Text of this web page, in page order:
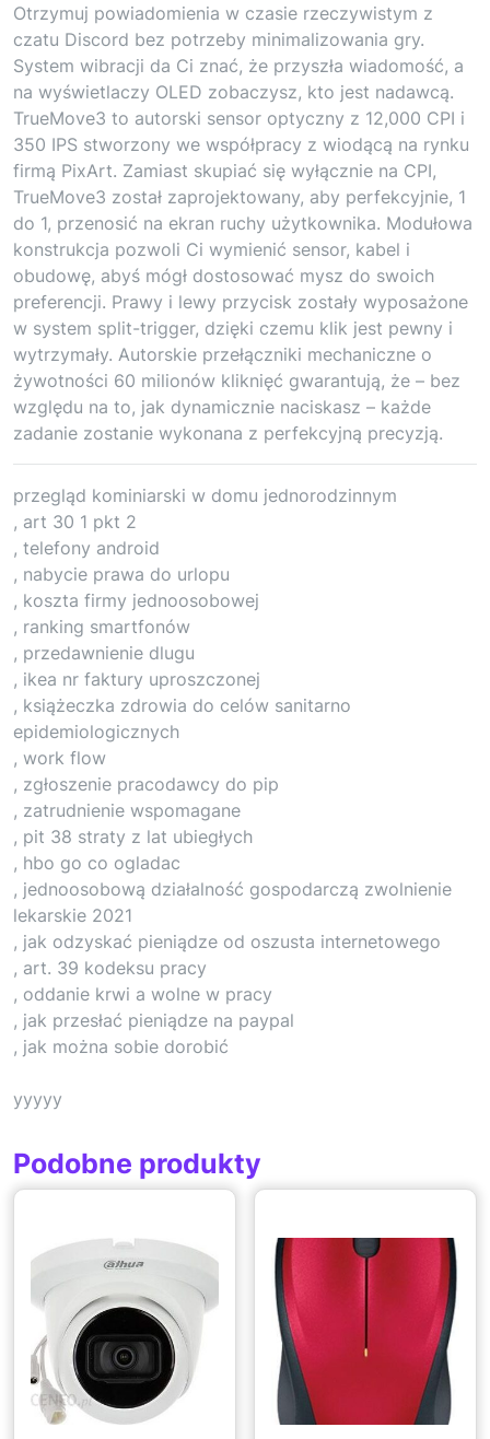
Otrzymuj powiadomienia w czasie rzeczywistym z
czatu Discord bez potrzeby minimalizowania gry.
System wibracji da Ci znać, że przyszła wiadomość, a
na wyświetlaczy OLED zobaczysz, kto jest nadawcą.
TrueMove3 to autorski sensor optyczny z 12,000 CPI i
350 IPS stworzony we współpracy z wiodącą na rynku
firmą PixArt. Zamiast skupiać się wyłącznie na CPI,
TrueMove3 został zaprojektowany, aby perfekcyjnie, 1
do 1, przenosić na ekran ruchy użytkownika. Modułowa
konstrukcja pozwoli Ci wymienić sensor, kabel i
obudowę, abyś mógł dostosować mysz do swoich
preferencji. Prawy i lewy przycisk zostały wyposażone
w system split-trigger, dzięki czemu klik jest pewny i
wytrzymały. Autorskie przełączniki mechaniczne o
żywotności 60 milionów kliknięć gwarantują, że – bez
względu na to, jak dynamicznie naciskasz – każde
zadanie zostanie wykonana z perfekcyjną precyzją.
przegląd kominiarski w domu jednorodzinnym
, art 30 1 pkt 2
, telefony android
, nabycie prawa do urlopu
, koszta firmy jednoosobowej
, ranking smartfonów
, przedawnienie dlugu
, ikea nr faktury uproszczonej
, książeczka zdrowia do celów sanitarno
epidemiologicznych
, work flow
, zgłoszenie pracodawcy do pip
, zatrudnienie wspomagane
, pit 38 straty z lat ubiegłych
, hbo go co ogladac
, jednoosobową działalność gospodarczą zwolnienie
lekarskie 2021
, jak odzyskać pieniądze od oszusta internetowego
, art. 39 kodeksu pracy
, oddanie krwi a wolne w pracy
, jak przesłać pieniądze na paypal
, jak można sobie dorobić
yyyyy
Podobne produkty